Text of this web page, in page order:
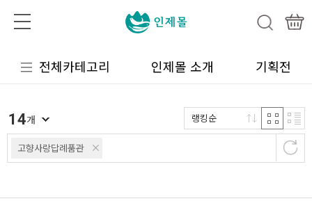
전체카테고리 인제몰 소개 기획전
고향사랑답례품관
14개 랭킹순